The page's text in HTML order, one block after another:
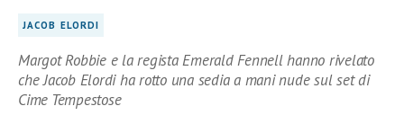
JACOB ELORDI
Margot Robbie e la regista Emerald Fennell hanno rivelato
che Jacob Elordi ha rotto una sedia a mani nude sul set di
Cime Tempestose